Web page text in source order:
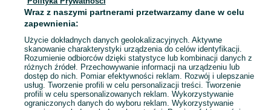
Mapa miejscowości
Mapa ministron
Popularne wyszukiwania
Wraz z naszymi partnerami przetwarzamy dane w celu
zapewnienia:
Użycie dokładnych danych geolokalizacyjnych. Aktywne
skanowanie charakterystyki urządzenia do celów identyfikacji.
Rozumienie odbiorców dzięki statystyce lub kombinacji danych z
różnych źródeł. Przechowywanie informacji na urządzeniu lub
dostęp do nich. Pomiar efektywności reklam. Rozwój i ulepszanie
usług. Tworzenie profili w celu personalizacji treści. Tworzenie
profili w celu spersonalizowanych reklam. Wykorzystywanie
ograniczonych danych do wyboru reklam. Wykorzystywanie